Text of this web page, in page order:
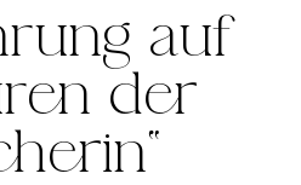
auf
der